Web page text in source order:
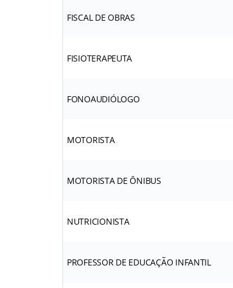
FISCAL DE OBRAS
FISIOTERAPEUTA
FONOAUDIÓLOGO
MOTORISTA
MOTORISTA DE ÔNIBUS
NUTRICIONISTA
PROFESSOR DE EDUCAÇÃO INFANTIL